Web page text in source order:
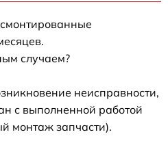
случаем?
неисправности,
с выполненной работой
монтаж запчасти).